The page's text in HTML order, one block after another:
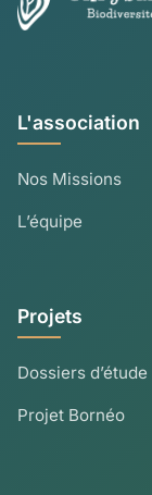
L'association
Nos Missions
L’équipe
Projets
Dossiers d’étude
Projet Bornéo